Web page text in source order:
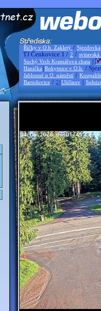
Říčky v O.h. Zakletý / Sjezdovka
TJ Čenkovice 1 / 2 / svitavská
Suchý Vrch Kramářova chata |
Hanička |Rokytnice v O.h. /
Jablonné n O. náměstí /
Bartošovice / 2 |Uhřínov |